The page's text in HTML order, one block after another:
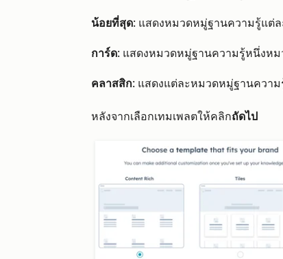
น้อยที่สุด: แสดงหมวดหมู่ฐานความรู้แต่
การ์ด: แสดงหมวดหมู่ฐานความรู้หนึ่งห
คลาสสิก: แสดงแต่ละหมวดหมู่ฐานควา
หลังจากเลือกเทมเพลตให้คลิกถัดไป